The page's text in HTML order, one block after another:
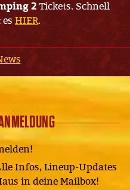
2 Tickets. Schnell
HIER.
Infos, Lineup-Updates
in deine Mailbox!